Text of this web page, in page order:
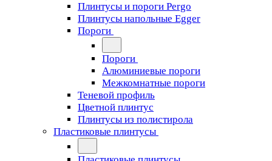
Плинтусы и пороги Pergo
Плинтусы напольные Egger
Пороги
Пороги
Алюминиевые пороги
Межкомнатные пороги
Теневой профиль
Цветной плинтус
Плинтусы из полистирола
Пластиковые плинтусы